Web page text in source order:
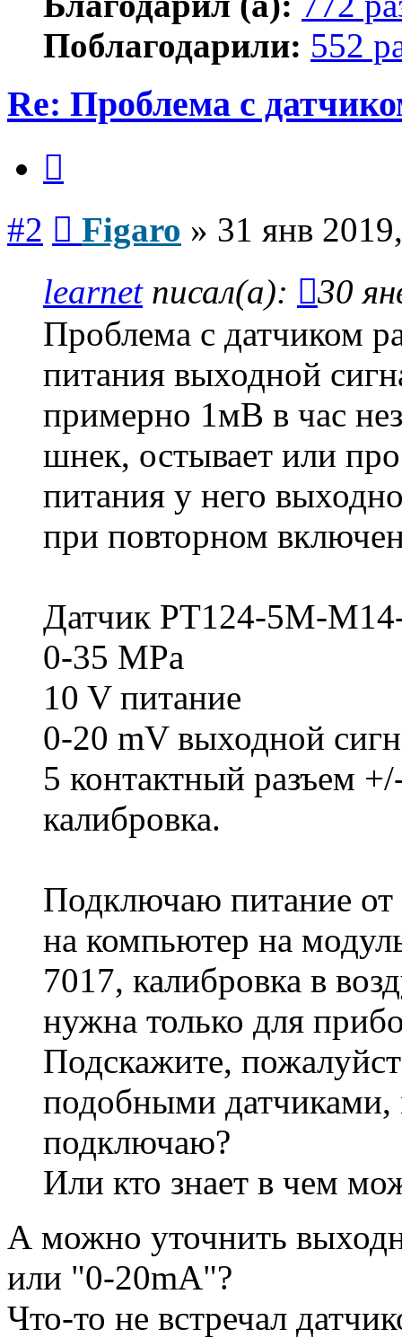
Поблагодарили: 552
Re: Проблема с
#2 Figaro » 31 янв
learnetписал(а):
30
Проблема с датчиком
питания выходной
примерно 1мВ в час
шнек, остывает или
питания у него
при повторном
Датчик PT124-5M-
0-35 MPa
10 V питание
0-20 mV выходной
5 контактный разъем
калибровка.
Подключаю питание от
на компьютер на
7017, калибровка в
нужна только для
Подскажите,
подобными датчиками,
подключаю?
Или кто знает в чем
А можно уточнить
или "0-20mA"?
Что-то не встречал